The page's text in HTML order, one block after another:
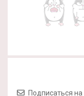
Подписаться